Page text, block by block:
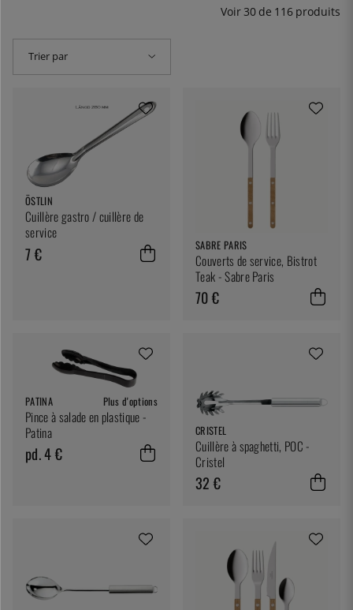
Voir 30 de 116 produits
Trier par
ÖSTLIN
Cuillère gastro / cuillère de
service
7 € SABRE PARIS
Couverts de service, Bistrot
Teak - Sabre Paris
70 €
PATINA Plus d'options
Pince à salade en plastique -
Patina
pd. 4 €
CRISTEL
Cuillère à spaghetti, POC -
Cristel
32 €